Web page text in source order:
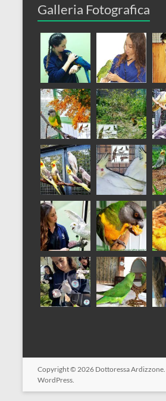
Galleria Fotografica
Copyright © 2026 Dottoressa Ardizzone
WordPress